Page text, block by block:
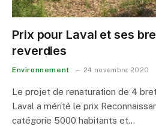
Prix pour Laval et ses
reverdies
Environnement 24 novembre 2020
Le projet de renaturation de 4
Laval a mérité le prix
catégorie 5000 habitants et…